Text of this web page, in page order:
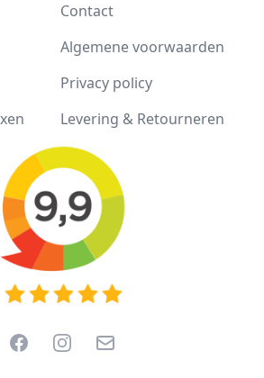
Contact
Algemene voorwaarden
Privacy policy
Levering & Retourneren
FacebookInstagram
Email